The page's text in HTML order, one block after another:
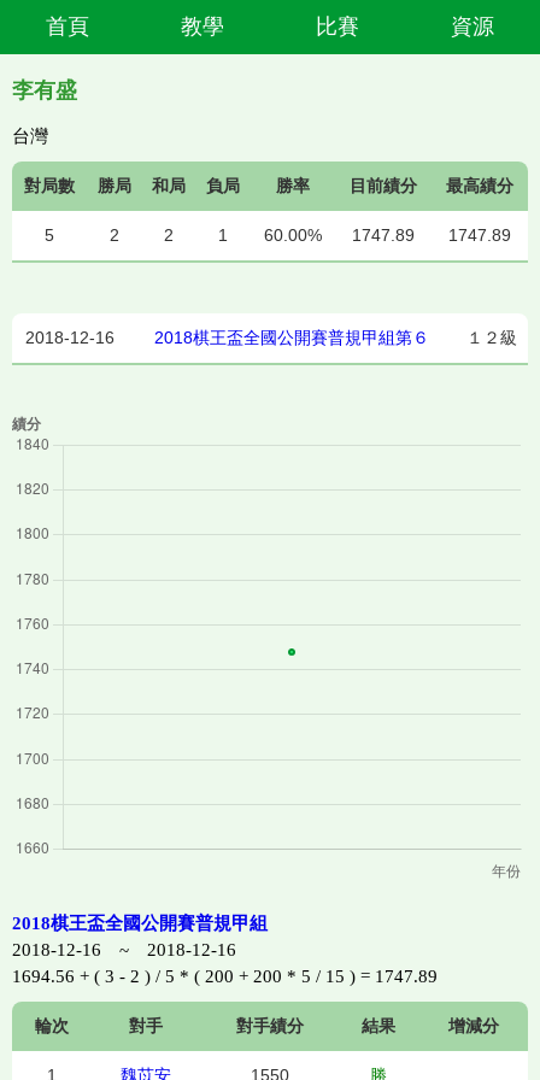
首頁 教學 比賽 資源
李有盛
台灣
對局數 勝局 和局 負局 勝率 目前績分 最高績分
5 2 2 1 60.00% 1747.89 1747.89
2018-12-16 2018棋王盃全國公開賽普規甲組第６ １２級
2018棋王盃全國公開賽普規甲組
2018-12-16 ~ 2018-12-16
1694.56 + ( 3 - 2 ) / 5 * ( 200 + 200 * 5 / 15 ) = 1747.89
輪次 對手 對手績分 結果 增減分
1 魏苡安 1550 勝